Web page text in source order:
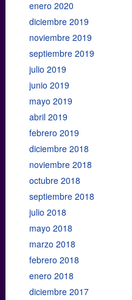
enero 2020
diciembre 2019
noviembre 2019
septiembre 2019
julio 2019
junio 2019
mayo 2019
abril 2019
febrero 2019
diciembre 2018
noviembre 2018
octubre 2018
septiembre 2018
julio 2018
mayo 2018
marzo 2018
febrero 2018
enero 2018
diciembre 2017